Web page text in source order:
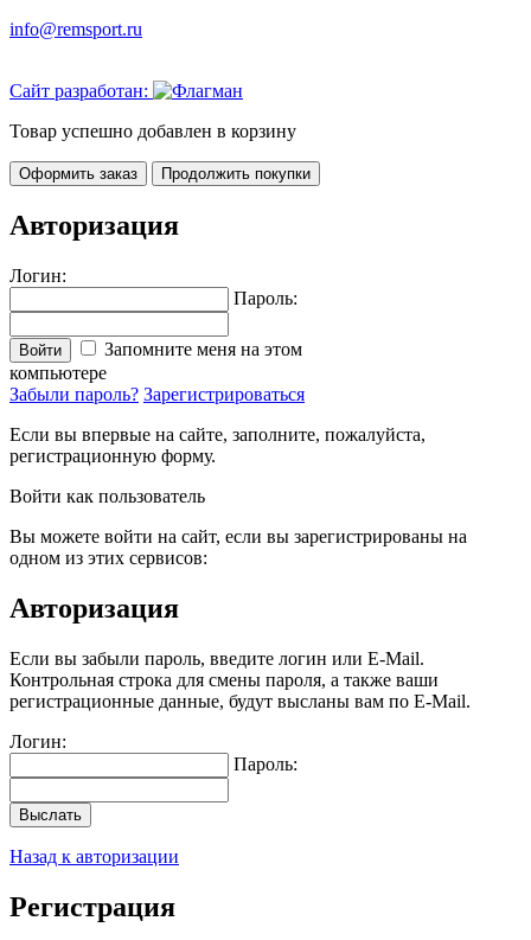
info@remsport.ru
Сайт разработан:
Товар успешно добавлен в корзину
Оформить заказ Продолжить покупки
Авторизация
Логин:
Пароль:
Войти
Запомните меня на этом
компьютере
Забыли пароль? Зарегистрироваться
Если вы впервые на сайте, заполните, пожалуйста,
регистрационную форму.
Войти как пользователь
Вы можете войти на сайт, если вы зарегистрированы на
одном из этих сервисов:
Авторизация
Если вы забыли пароль, введите логин или E-Mail.
Контрольная строка для смены пароля, а также ваши
регистрационные данные, будут высланы вам по E-Mail.
Логин:
Пароль:
Выслать
Назад к авторизации
Регистрация